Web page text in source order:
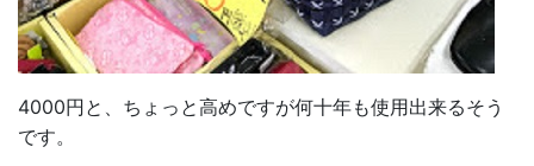
4000円と、ちょっと高めですが何十年も使用出来るそう
です。